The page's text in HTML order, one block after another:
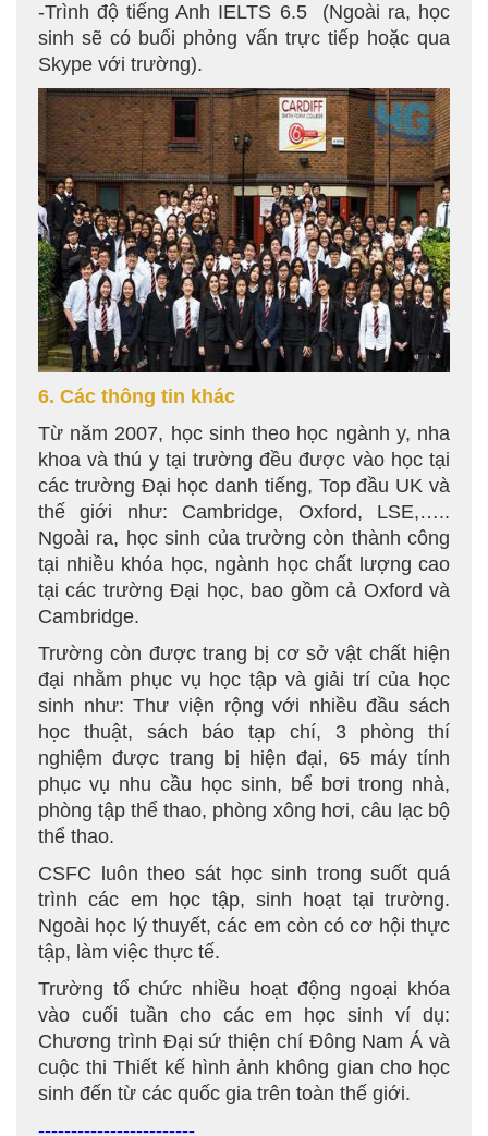
-Trình độ tiếng Anh IELTS 6.5 (Ngoài ra, học
sinh sẽ có buổi phỏng vấn trực tiếp hoặc qua
Skype với trường).
6. Các thông tin khác
Từ năm 2007, học sinh theo học ngành y, nha
khoa và thú y tại trường đều được vào học tại
các trường Đại học danh tiếng, Top đầu UK và
thế giới như: Cambridge, Oxford, LSE,…..
Ngoài ra, học sinh của trường còn thành công
tại nhiều khóa học, ngành học chất lượng cao
tại các trường Đại học, bao gồm cả Oxford và
Cambridge.
Trường còn được trang bị cơ sở vật chất hiện
đại nhằm phục vụ học tập và giải trí của học
sinh như: Thư viện rộng với nhiều đầu sách
học thuật, sách báo tạp chí, 3 phòng thí
nghiệm được trang bị hiện đại, 65 máy tính
phục vụ nhu cầu học sinh, bể bơi trong nhà,
phòng tập thể thao, phòng xông hơi, câu lạc bộ
thể thao.
CSFC luôn theo sát học sinh trong suốt quá
trình các em học tập, sinh hoạt tại trường.
Ngoài học lý thuyết, các em còn có cơ hội thực
tập, làm việc thực tế.
Trường tổ chức nhiều hoạt động ngoại khóa
vào cuối tuần cho các em học sinh ví dụ:
Chương trình Đại sứ thiện chí Đông Nam Á và
cuộc thi Thiết kế hình ảnh không gian cho học
sinh đến từ các quốc gia trên toàn thế giới.
------------------------